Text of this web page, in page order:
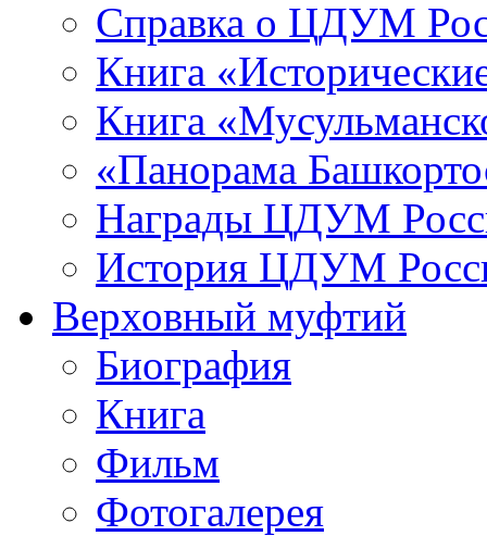
Справка о ЦДУМ
Книга
Книга
«Панорама
Награды ЦДУМ
История ЦДУМ
Верховный муфтий
Биография
Книга
Фильм
Фотогалерея